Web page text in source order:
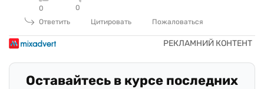
0
0
Ответить
Цитировать Пожаловаться
Оставайтесь в курсе последних